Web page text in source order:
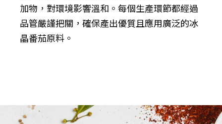
加物，對環境影響溫和。每個生產環節都經過
品管嚴謹把關，確保產出優質且應用廣泛的冰
晶番茄原料。